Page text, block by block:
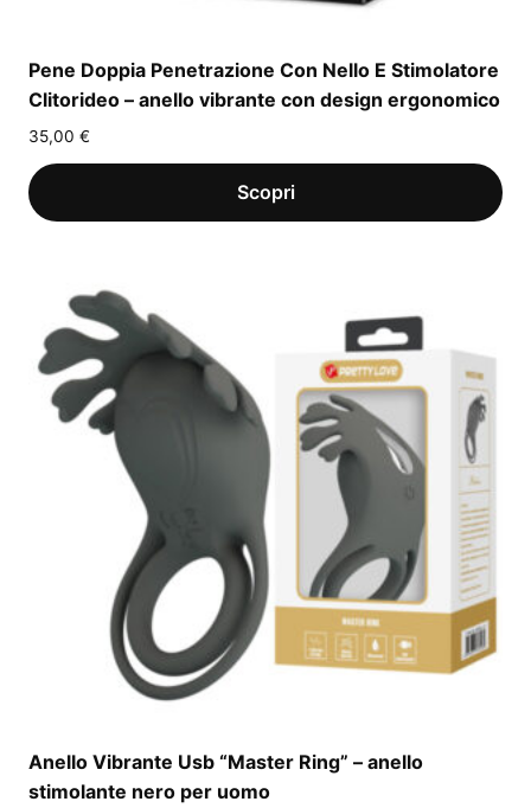
Pene Doppia Penetrazione Con Nello E Stimolatore
Clitorideo – anello vibrante con design ergonomico
35,00 €
Anello Vibrante Usb “Master Ring” – anello
stimolante nero per uomo